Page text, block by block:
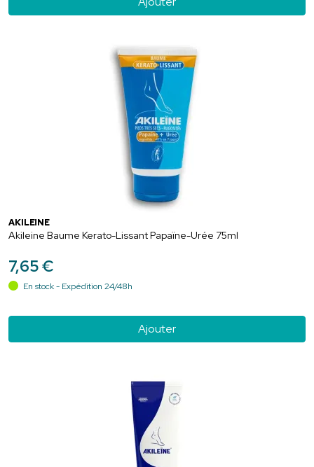
AKILEÏNE
Akileine Baume Kerato-Lissant Papaïne-Urée 75ml
7,65€
En stock - Expédition 24/48h
Ajouter